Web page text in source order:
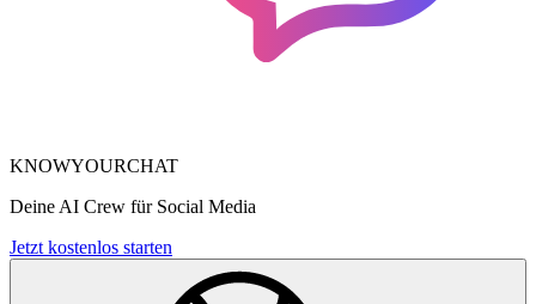
KNOWYOURCHAT
Deine AI Crew für Social Media
Jetzt kostenlos starten